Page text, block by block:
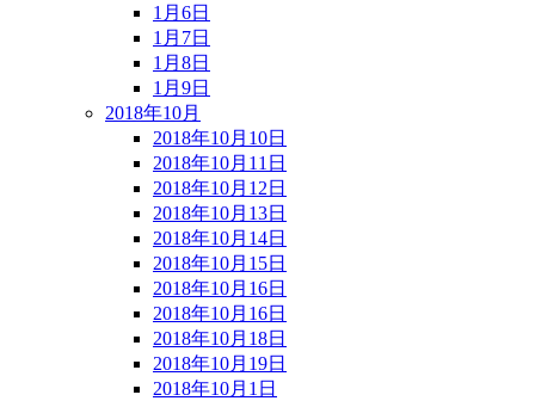
1月6日
1月7日
1月8日
1月9日
2018年10月
2018年10月10日
2018年10月11日
2018年10月12日
2018年10月13日
2018年10月14日
2018年10月15日
2018年10月16日
2018年10月16日
2018年10月18日
2018年10月19日
2018年10月1日